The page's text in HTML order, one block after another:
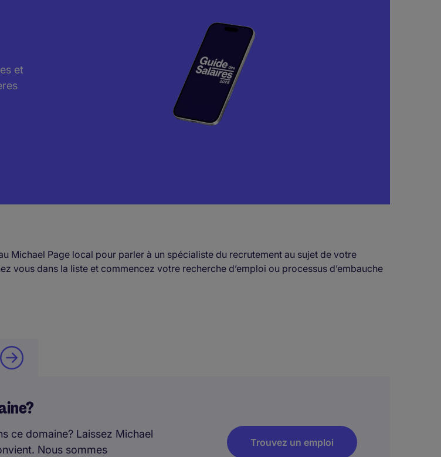
et
Michael Page local pour parler à un spécialiste du recrutement au sujet de votre
vous dans la liste et commencez votre recherche d’emploi ou processus d’embauche
ce domaine? Laissez Michael
Nous sommes
Trouvez un emploi